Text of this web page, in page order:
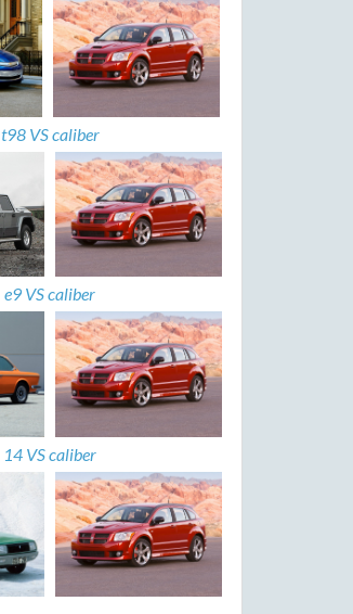
t98 VS caliber
e9 VS caliber
14 VS caliber